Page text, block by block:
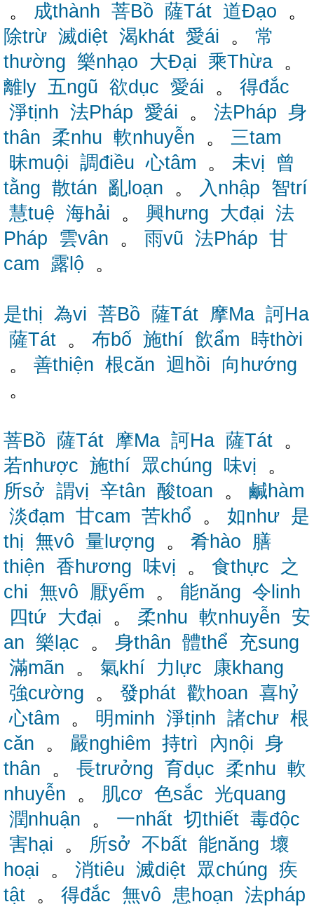
。 成thành 菩Bồ 薩Tát 道Đạo 。
除trừ 滅diệt 渴khát 愛ái 。 常
thường 樂nhạo 大Đại 乘Thừa 。
離ly 五ngũ 欲dục 愛ái 。 得đắc
淨tịnh 法Pháp 愛ái 。 法Pháp 身
thân 柔nhu 軟nhuyễn 。 三tam
昧muội 調điều 心tâm 。 未vị
曾
tằng 散tán 亂loạn 。 入nhập 智trí
慧tuệ 海hải 。 興hưng 大đại 法
Pháp
雲vân 。 雨vũ 法Pháp 甘
cam
露lộ 。
是thị 為vi 菩Bồ 薩Tát 摩Ma 訶Ha
薩Tát 。 布bố 施thí 飲ẩm 時thời
。 善thiện 根căn 迴hồi
向hướng
。
菩Bồ 薩Tát 摩Ma 訶Ha 薩Tát 。
若nhược 施thí 眾chúng 味vị 。
所sở 謂vị 辛tân 酸toan 。 鹹hàm
淡đạm 甘cam 苦khổ 。 如như 是
thị 無vô 量lượng 。 肴hào
膳
thiện 香hương 味vị 。 食thực
之
chi 無vô 厭yếm 。 能năng 令linh
四tứ 大đại 。 柔nhu 軟nhuyễn 安
an 樂lạc 。 身thân 體thể 充sung
滿mãn 。 氣khí 力lực
康khang
強cường 。 發phát 歡hoan 喜hỷ
心tâm 。 明minh 淨tịnh 諸chư 根
căn 。 嚴nghiêm 持trì 內nội 身
thân 。 長trưởng 育dục 柔nhu 軟
nhuyễn 。 肌cơ 色sắc 光quang
潤nhuận 。 一nhất 切thiết 毒độc
害hại 。 所sở 不bất 能năng 壞
hoại 。 消tiêu 滅diệt 眾chúng 疾
tật 。 得đắc 無vô 患hoạn 法pháp